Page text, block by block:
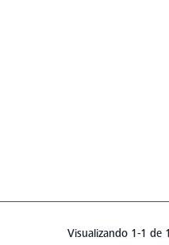
Visualizando 1-1 de 1